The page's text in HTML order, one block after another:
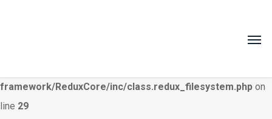
framework/ReduxCore/inc/class.redux_filesystem.php on
line 29